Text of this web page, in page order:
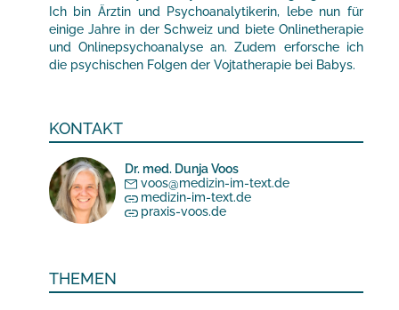
Ich bin Ärztin und Psychoanalytikerin, lebe nun für
einige Jahre in der Schweiz und biete Onlinetherapie
und Onlinepsychoanalyse an. Zudem erforsche ich
die psychischen Folgen der Vojtatherapie bei Babys.
KONTAKT
Dr. med. Dunja Voos
voos@medizin-im-text.de
medizin-im-text.de
praxis-voos.de
THEMEN